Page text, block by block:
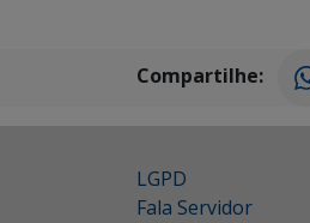
Compartilhe:
LGPD
Fala Servidor